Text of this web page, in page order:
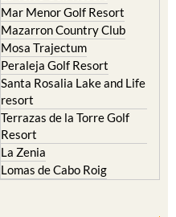
Mar Menor Golf Resort
Mazarron Country Club
Mosa Trajectum
Peraleja Golf Resort
Santa Rosalia Lake and Life
resort
Terrazas de la Torre Golf
Resort
La Zenia
Lomas de Cabo Roig